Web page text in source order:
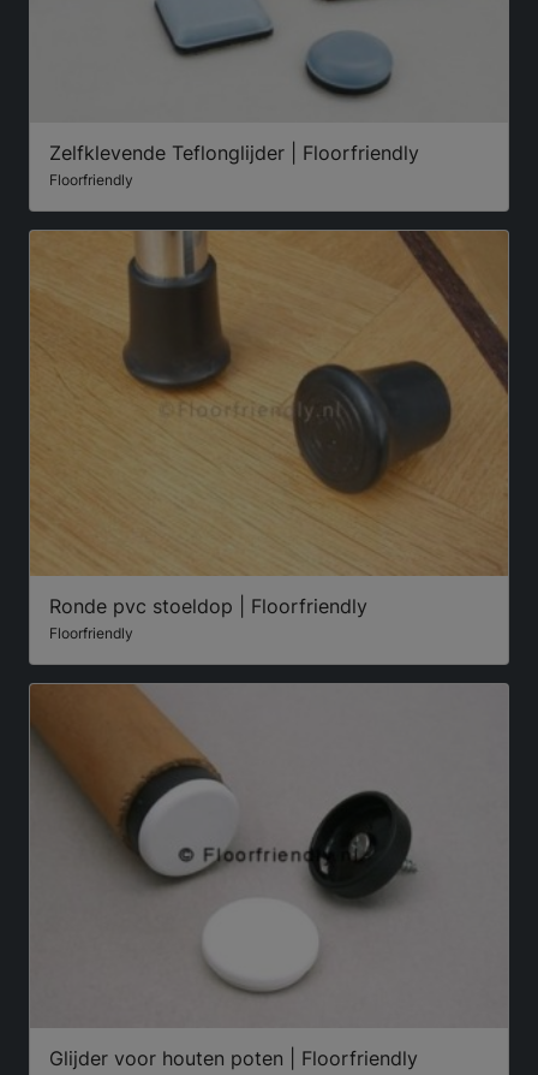
Zelfklevende Teflonglijder | Floorfriendly
Floorfriendly
Ronde pvc stoeldop | Floorfriendly
Floorfriendly
Glijder voor houten poten | Floorfriendly